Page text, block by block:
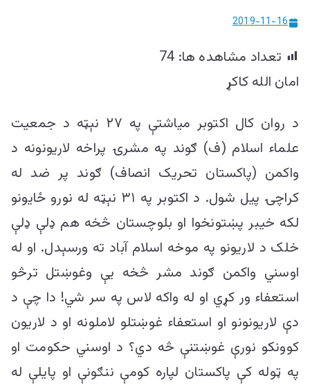
مرکز
2019-11-16
تعداد مشاهده ها: 74
امان الله کاکړ
د روان کال اکتوبر میاشتې په ۲۷ نېټه د جمعیت
علماء اسلام (ف) ګوند په مشرۍ پراخه لاریونونه د
واکمن (پاکستان تحریک انصاف) ګوند پر ضد له
کراچۍ پیل شول. د اکتوبر په ۳۱ نېټه له نورو ځایونو
لکه خیبر پښتونخوا او بلوچستان څخه هم ډلې ډلې
خلک د لاریونو په موخه اسلام آباد ته ورسېدل. او له
اوسني واکمن ګوند مشر څخه یې وغوښتل ترڅو
استعفاء ور کړي او له واکه لاس په سر شي! دا چې د
دې لاریونونو او استعفاء غوښتلو لاملونه او د لاريون
کوونکو نورې غوښتنې څه دي؟ د اوسني حکومت او
په ټوله کې پاکستان لپاره کومې ننګونې او پایلې له